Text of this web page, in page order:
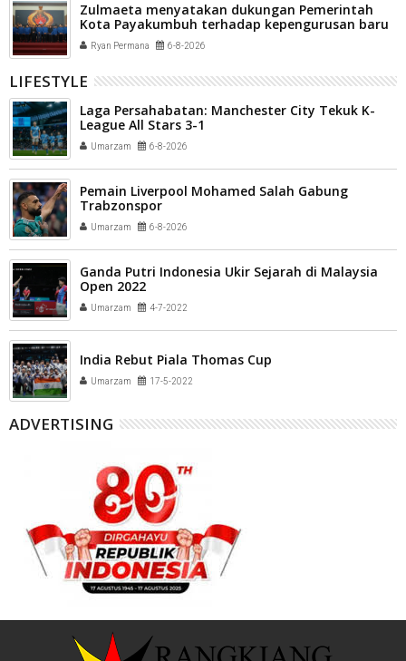
Zulmaeta menyatakan dukungan Pemerintah
Kota Payakumbuh terhadap kepengurusan baru
Komite Olahraga Nasional Indonesia (KONI) Kota
Payakumbuh
Ryan Permana 6-8-2026
LIFESTYLE
Laga Persahabatan: Manchester City Tekuk K-
League All Stars 3-1
Umarzam 6-8-2026
Pemain Liverpool Mohamed Salah Gabung
Trabzonspor
Umarzam 6-8-2026
Ganda Putri Indonesia Ukir Sejarah di Malaysia
Open 2022
Umarzam 4-7-2022
India Rebut Piala Thomas Cup
Umarzam 17-5-2022
ADVERTISING